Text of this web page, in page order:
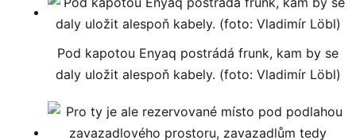
Pod kapotou Enyaq postrádá frunk, kam by se
daly uložit alespoň kabely. (foto: Vladimír Löbl)